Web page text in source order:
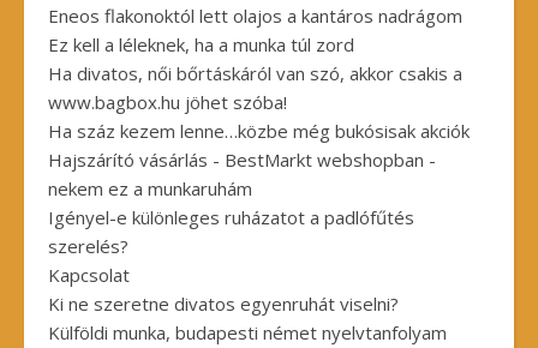
Eneos flakonoktól lett olajos a kantáros nadrágom
Ez kell a léleknek, ha a munka túl zord
Ha divatos, női bőrtáskáról van szó, akkor csakis a
www.bagbox.hu jöhet szóba!
Ha száz kezem lenne…közbe még bukósisak akciók
Hajszárító vásárlás - BestMarkt webshopban -
nekem ez a munkaruhám
Igényel-e különleges ruházatot a padlófűtés
szerelés?
Kapcsolat
Ki ne szeretne divatos egyenruhát viselni?
Külföldi munka, budapesti német nyelvtanfolyam